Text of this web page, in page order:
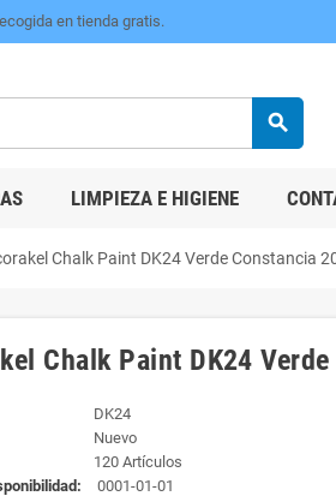
en tienda gratis.
search
LIMPIEZA E HIGIENE
Chalk Paint DK24 Verde Constancia
Chalk Paint DK24
DK24
Nuevo
120 Artículos
0001-01-01